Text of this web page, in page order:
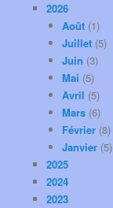
2026
Août (1)
Juillet (5)
Juin (3)
Mai (5)
Avril (5)
Mars (6)
Février (8)
Janvier (5)
2025
2024
2023